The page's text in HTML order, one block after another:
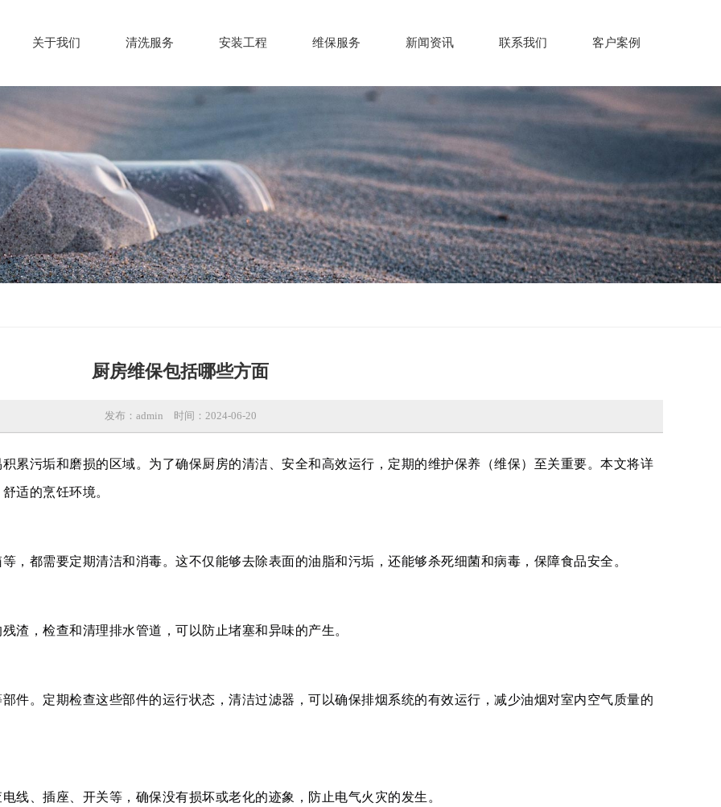
关于我们 清洗服务 安装工程 维保服务 新闻资讯 联系我们 客户案例
厨房维保包括哪些方面
发布：admin 时间：2024-06-20
累污垢和磨损的区域。为了确保厨房的清洁、安全和高效运行，定期的维护保养（维保）至关重要。本文将详
适的烹饪环境。
，都需要定期清洁和消毒。这不仅能够去除表面的油脂和污垢，还能够杀死细菌和病毒，保障食品安全。
渣，检查和清理排水管道，可以防止堵塞和异味的产生。
件。定期检查这些部件的运行状态，清洁过滤器，可以确保排烟系统的有效运行，减少油烟对室内空气质量的
线、插座、开关等，确保没有损坏或老化的迹象，防止电气火灾的发生。